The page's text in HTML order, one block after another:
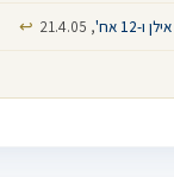
12 אח' ‏, 21.4.05
↩